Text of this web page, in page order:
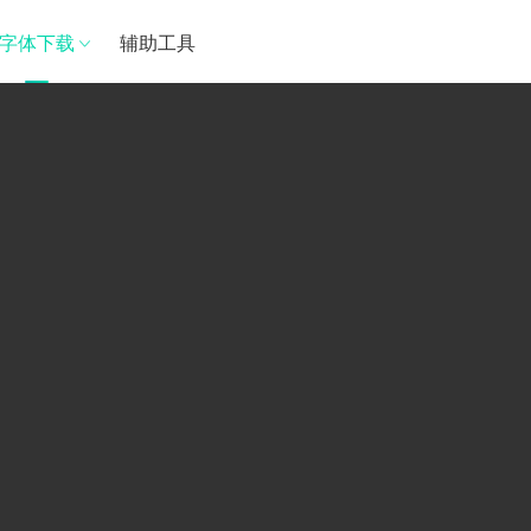
字体下载 辅助工具